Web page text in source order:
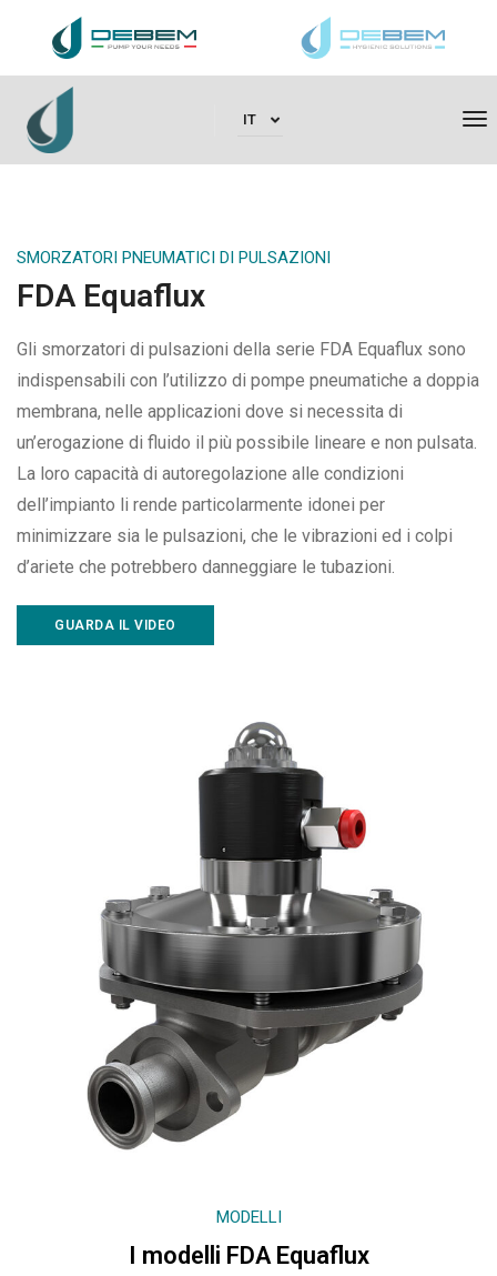
IT
SMORZATORI PNEUMATICI DI PULSAZIONI
FDA Equaflux
Gli smorzatori di pulsazioni della serie FDA Equaflux sono
indispensabili con l’utilizzo di pompe pneumatiche a doppia
membrana, nelle applicazioni dove si necessita di
un’erogazione di fluido il più possibile lineare e non pulsata.
La loro capacità di autoregolazione alle condizioni
dell’impianto li rende particolarmente idonei per
minimizzare sia le pulsazioni, che le vibrazioni ed i colpi
d’ariete che potrebbero danneggiare le tubazioni.
GUARDA IL VIDEO
MODELLI
I modelli FDA Equaflux